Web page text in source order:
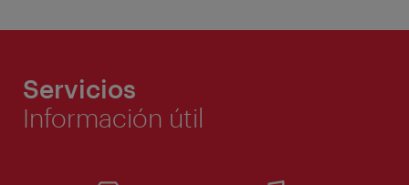
Servicios
Información útil